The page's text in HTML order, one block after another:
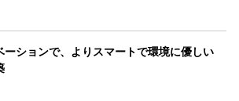
ーションで、よりスマートで環境に優しい